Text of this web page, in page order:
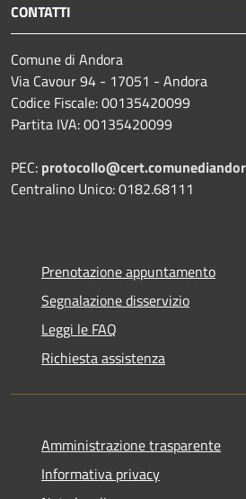
CONTATTI
Comune di Andora
Via Cavour 94 - 17051 - Andora
Codice Fiscale: 00135420099
Partita IVA: 00135420099
PEC:
Centralino Unico: 0182.68111
Prenotazione appuntamento
Segnalazione disservizio
Leggi le FAQ
Richiesta assistenza
Amministrazione trasparente
Informativa privacy